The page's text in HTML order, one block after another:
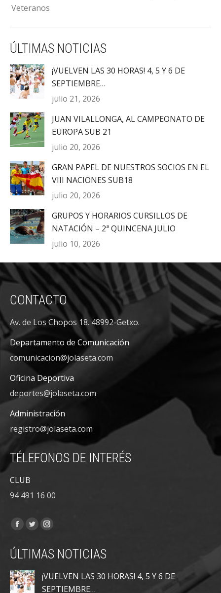
Veteranos
ÚLTIMAS NOTICIAS
¡VUELVEN LAS 30 HORAS! 4, 5 Y 6 DE
SEPTIEMBRE…
julio 21, 2026
JUAN VILALLONGA, AL CAMPEONATO DE
EUROPA SUB 21
julio 20, 2026
GRAN PAPEL DE NUESTROS SOCIOS EN EL
VIII NACIONES SUB18
julio 20, 2026
GRUPOS Y HORARIOS CURSILLOS DE
NATACIÓN – 2ª QUINCENA JULIO
julio 10, 2026
CONTACTO
Av. de Los Chopos 18. 48992-Getxo.
Departamento de Comunicación
comunicacion@jolaseta.com
Oficina Deportiva
deportes@jolaseta.com
Administración
registro@jolaseta.com
TÉLEFONOS DE INTERÉS
CLUB
94 491 16 00
Encuéntranos en:
Facebook
opens
in
new
Twitter
opens
in
new
Instagram
opens
new
ÚLTIMAS NOTICIAS
¡VUELVEN LAS 30 HORAS! 4, 5 Y 6 DE
SEPTIEMBRE…